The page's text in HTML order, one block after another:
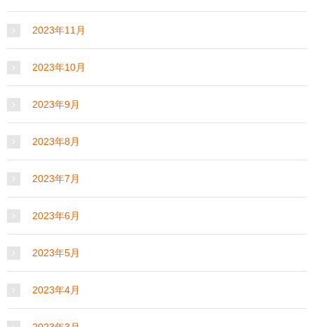
2023年11月
2023年10月
2023年9月
2023年8月
2023年7月
2023年6月
2023年5月
2023年4月